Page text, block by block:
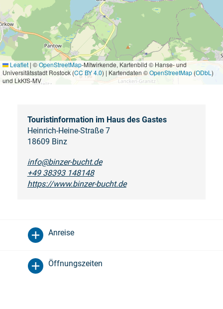
Leaflet | ©OpenStreetMap-Mitwirkende, Kartenbild © Hanse- und
Universitätsstadt Rostock (CC BY 4.0) | Kartendaten ©OpenStreetMap (ODbL )
und LkKfS-MV
Touristinformation im Haus des Gastes
Heinrich-Heine-Straße 7
18609 Binz
info@binzer-bucht.de
+49 38393 148148
https://www.binzer-bucht.de
Anreise
Öffnungszeiten